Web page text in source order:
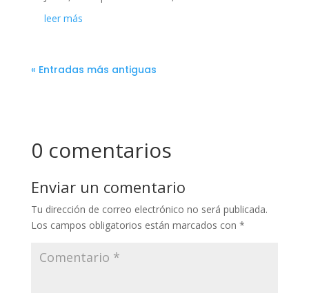
leer más
« Entradas más antiguas
0 comentarios
Enviar un comentario
Tu dirección de correo electrónico no será publicada.
Los campos obligatorios están marcados con *